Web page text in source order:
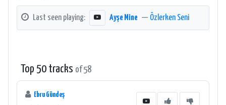
Last seen playing: Ayşe Mine — Özlerken Seni
Top 50 tracks of 58
Ebru Gündeş